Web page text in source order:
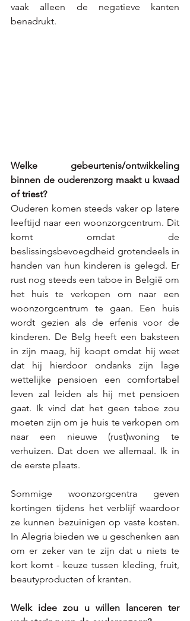
vaak alleen de negatieve kanten
benadrukt.
Welke gebeurtenis/ontwikkeling
binnen de ouderenzorg maakt u kwaad
of triest?
Ouderen komen steeds vaker op latere
leeftijd naar een woonzorgcentrum. Dit
komt omdat de
beslissingsbevoegdheid grotendeels in
handen van hun kinderen is gelegd. Er
rust nog steeds een taboe in België om
het huis te verkopen om naar een
woonzorgcentrum te gaan. Een huis
wordt gezien als de erfenis voor de
kinderen. De Belg heeft een baksteen
in zijn maag, hij koopt omdat hij weet
dat hij hierdoor ondanks zijn lage
wettelijke pensioen een comfortabel
leven zal leiden als hij met pensioen
gaat. Ik vind dat het geen taboe zou
moeten zijn om je huis te verkopen om
naar een nieuwe (rust)woning te
verhuizen. Dat doen we allemaal. Ik in
de eerste plaats.
Sommige woonzorgcentra geven
kortingen tijdens het verblijf waardoor
ze kunnen bezuinigen op vaste kosten.
In Alegria bieden we u geschenken aan
om er zeker van te zijn dat u niets te
kort komt - keuze tussen kleding, fruit,
beautyproducten of kranten.
Welk idee zou u willen lanceren ter